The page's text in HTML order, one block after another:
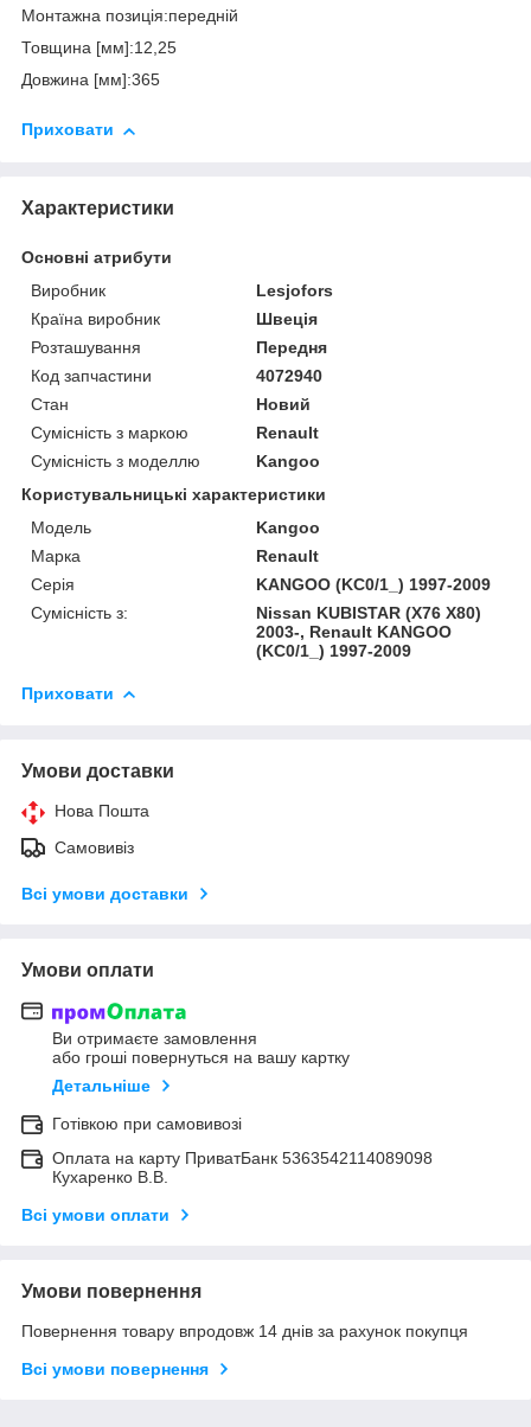
Монтажна позиція:передній
Товщина [мм]:12,25
Довжина [мм]:365
Приховати
Характеристики
Основні атрибути
Виробник
Lesjofors
Країна виробник
Швеція
Розташування
Передня
Код запчастини
4072940
Стан
Новий
Сумісність з маркою
Renault
Сумісність з моделлю
Kangoo
Користувальницькі характеристики
Модель
Kangoo
Марка
Renault
Серія
KANGOO (KC0/1_) 1997-2009
Сумісність з:
Nissan KUBISTAR (X76 X80)
2003-, Renault KANGOO
(KC0/1_) 1997-2009
Приховати
Умови доставки
Нова Пошта
Самовивіз
Всі умови доставки
Умови оплати
Ви отримаєте замовлення
або гроші повернуться на вашу картку
Детальніше
Готівкою при самовивозі
Оплата на карту ПриватБанк 5363542114089098
Кухаренко В.В.
Всі умови оплати
Умови повернення
Повернення товару впродовж 14 днів за рахунок покупця
Всі умови повернення